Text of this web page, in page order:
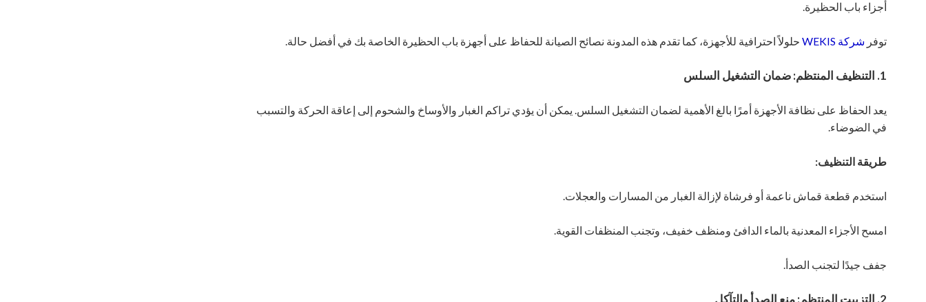
أجزاء باب الحظيرة.
توفر شركة WEKIS حلولاً احترافية للأجهزة، كما تقدم هذه المدونة نصائح الصيانة للحفاظ على أجهزة باب الحظيرة الخاصة بك في أفضل حالة.
1. التنظيف المنتظم: ضمان التشغيل السلس
يعد الحفاظ على نظافة الأجهزة أمرًا بالغ الأهمية لضمان التشغيل السلس. يمكن أن يؤدي تراكم الغبار والأوساخ والشحوم إلى إعاقة الحركة والتسبب
في الضوضاء.
طريقة التنظيف:
استخدم قطعة قماش ناعمة أو فرشاة لإزالة الغبار من المسارات والعجلات.
امسح الأجزاء المعدنية بالماء الدافئ ومنظف خفيف، وتجنب المنظفات القوية.
جفف جيدًا لتجنب الصدأ.